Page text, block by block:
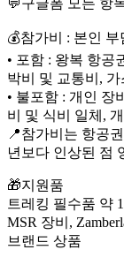
​💰참가비 : 본인 부
• 포함 : 왕복 항공
박비 및 교통비,
• 불포함 : 개인 장
비 및 식비 일체,
📍참가비는 항공
년보다 인상된 점
🎁지원품
트레킹 필수품 약
MSR 장비,
브랜드 상품